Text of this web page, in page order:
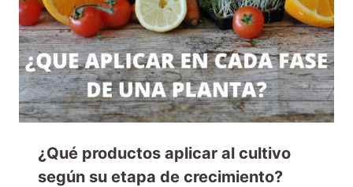
¿Qué productos aplicar al cultivo
según su etapa de crecimiento?